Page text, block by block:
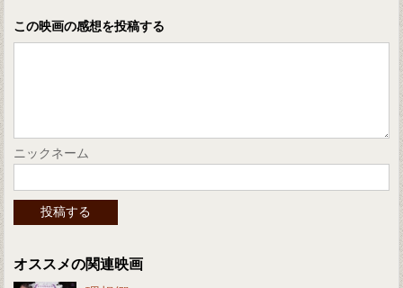
この映画の感想を投稿する
ニックネーム
オススメの関連映画